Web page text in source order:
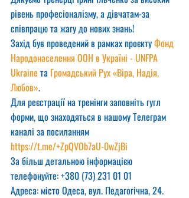
рівень професіоналізму, а дівчатам-за
співпрацю та жагу до нових знань!
Захід був проведений в рамках проєкту Фонд
Народонаселення ООН в Україні - UNFPA
Ukraine та Громадський Рух «Віра, Надія,
Любов».
Для реєстрації на тренінги заповніть гугл
форми, що знаходяться в нашому Телеграм
каналі за посиланням
https://t.me/+ZpQVOb7aU-0wZjBi
За більш детальною інформацією
телефонуйте: +380 (73) 231 01 01
Адреса: місто Одеса, вул. Педагогічна, 24.